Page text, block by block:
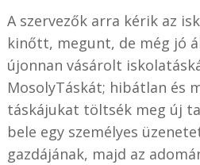
A szervezők arra kérik az
kinőtt, megunt, de még jó
újonnan vásárolt
MosolyTáskát; hibátlan és
táskájukat töltsék meg új
bele egy személyes
gazdájának, majd az